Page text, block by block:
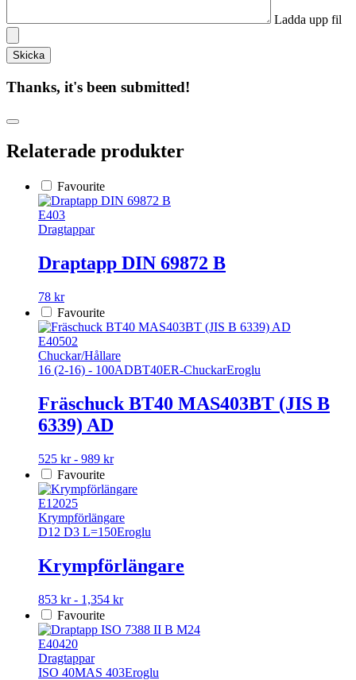
Ladda upp fil
Thanks, it's been submitted!
Relaterade produkter
Favourite
E403
Dragtappar
Draptapp DIN 69872 B
78 kr
Favourite
E40502
Chuckar/Hållare
16 (2-16) - 100ADBT40ER-ChuckarEroglu
Fräschuck BT40 MAS403BT (JIS B
6339) AD
525 kr - 989 krDen
produkten
flera
varianter.
olika
alternativen
väljas
produktsidan
Favourite
E12025
Krympförlängare
D12 D3 L=150Eroglu
Krympförlängare
853 kr - 1,354 krDen
produkten
varianter.
Favourite
E40420
Dragtappar
ISO 40MAS 403Eroglu